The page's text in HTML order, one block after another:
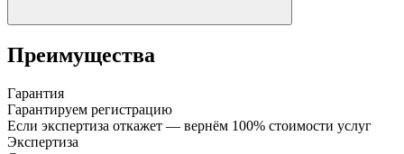
Преимущества
Гарантия
Гарантируем регистрацию
Если экспертиза откажет — вернём 100% стоимости услуг
Экспертиза